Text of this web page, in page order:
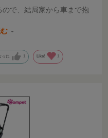
で、結局家から車まで抱
。
った 1 Like! 1